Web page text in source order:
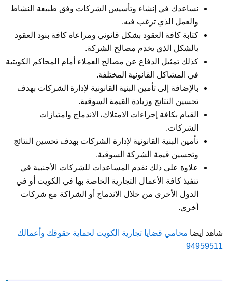
نساعدك في إنشاء وتأسيس الشركات وفق طبيعة النشاط
والعمل الذي ترغب فيه.
كتابة كافة العقود بشكل قانوني ومراعاة كافة بنود العقود
بالشكل الذي يخدم مصالح الشركة.
كذلك تمثيل الدفاع عن مصالح العملاء أمام المحاكم الكويتية
في المشاكل القانونية المختلفة.
بالإضافة إلى تأمين البنية القانونية لإدارة الشركات بهدف
تحسين النتائج وزيادة القيمة السوقية.
القيام بكافة إجراءات الامتلاك، الاندماج وامتيازات
الشركات.
تأمين البنية القانونية لإدارة الشركات بهدف تحسين النتائج
وتحسين قيمة الشركة السوقية.
علاوة على ذلك نقدم المساعدات للشركات الأجنبية في
تنفيذ كافة الأعمال التجارية الخاصة بها في الكويت أو في
الدول الأخرى من خلال الاندماج أو الشراكة مع شركات
أخرى.
شاهد ايضا محامي قضايا تجارية الكويت لحماية حقوقك وأعمالك
94959511